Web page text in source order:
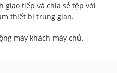
giao tiếp và chia sẻ tệp với
thiết bị trung gian.
máy khách-máy chủ.